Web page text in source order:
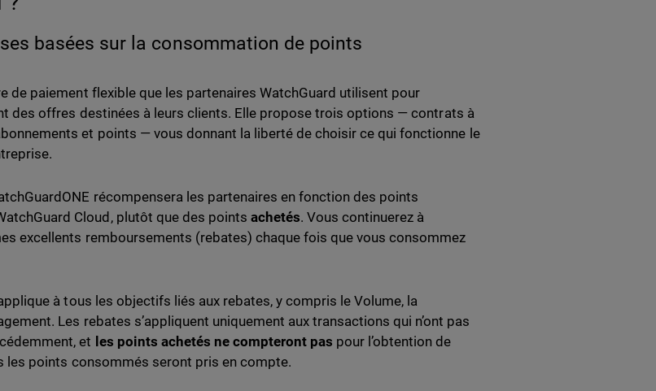
basées sur la consommation de points
de paiement flexible que les partenaires WatchGuard utilisent pour
des offres destinées à leurs clients. Elle propose trois options — contrats à
et points — vous donnant la liberté de choisir ce qui fonctionne le
récompensera les partenaires en fonction des points
Cloud, plutôt que des points achetés. Vous continuerez à
excellents remboursements (rebates) chaque fois que vous consommez
à tous les objectifs liés aux rebates, y compris le Volume, la
Les rebates s’appliquent uniquement aux transactions qui n’ont pas
et les points achetés ne compteront pas pour l’obtention de
les points consommés seront pris en compte.